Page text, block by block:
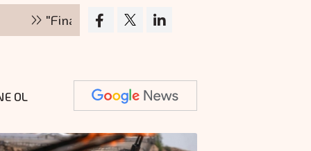
"Finansman zinciri kırılırsa üretim zinciri de
OL